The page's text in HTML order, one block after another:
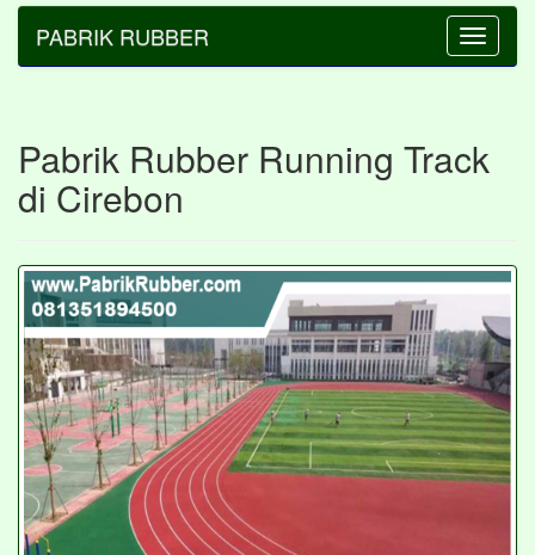
Toggle
PABRIK RUBBER
Pabrik Rubber Running Track
di Cirebon